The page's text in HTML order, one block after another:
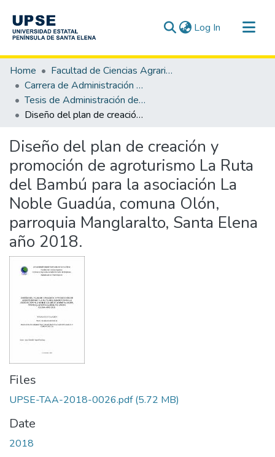
Log In (current)
Communities & Collections
All of DSpace
Statistics
Home
Facultad de Ciencias Agrarias
Carrera de Administración de Empresas Agropecuarias y Agronegocios
Tesis de Administración de Empresas Agropecuarias y Agronegocios
Diseño del plan de creación y promoción de agroturismo La Ruta del Bambú para la asociación La Noble Guadúa, comuna Olón, parroquia Manglaralto, Santa Elena año 2018.
Diseño del plan de creación y
promoción de agroturismo La Ruta
del Bambú para la asociación La
Noble Guadúa, comuna Olón,
parroquia Manglaralto, Santa Elena
año 2018.
Files
UPSE-TAA-2018-0026.pdf(5.72 MB)
Date
2018